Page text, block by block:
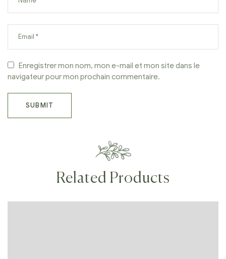
Enregistrer mon nom, mon e-mail et mon site dans le
navigateur pour mon prochain commentaire.
Related Products